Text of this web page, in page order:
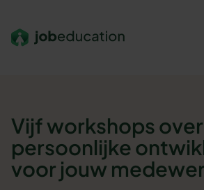
Vijf workshops over
persoonlijke
voor jouw